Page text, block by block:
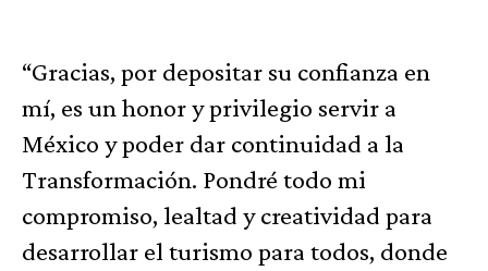
“Gracias, por depositar su confianza en
mí, es un honor y privilegio servir a
México y poder dar continuidad a la
Transformación. Pondré todo mi
compromiso, lealtad y creatividad para
desarrollar el turismo para todos, donde